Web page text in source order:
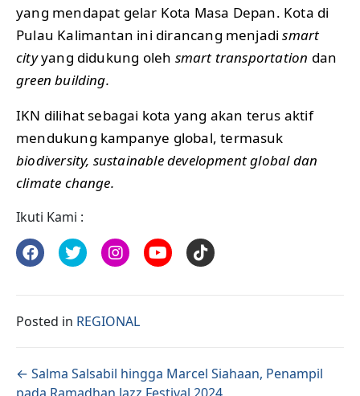
yang mendapat gelar Kota Masa Depan. Kota di
Pulau Kalimantan ini dirancang menjadismart
cityyang didukung oleh smart transportation dan
green building.
IKN dilihat sebagai kota yang akan terus aktif
mendukung kampanye global, termasuk
biodiversity, sustainable development global dan
climate change.
Ikuti Kami :
Posted in REGIONAL
Posts navigation
← Salma Salsabil hingga Marcel Siahaan, Penampil